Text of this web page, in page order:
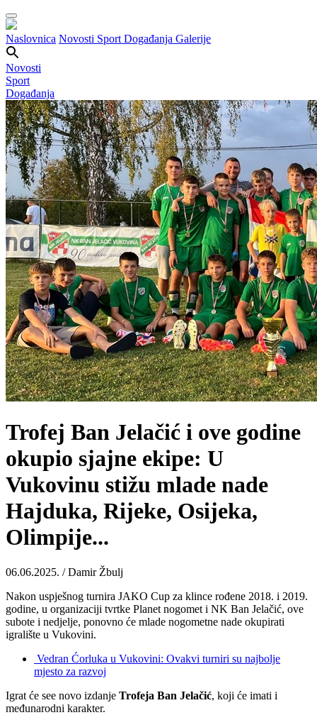
Naslovnica Novosti Sport Događanja Galerije
Novosti
Sport
Događanja
Trofej Ban Jelačić i ove godine
okupio sjajne ekipe: U
Vukovinu stižu mlade nade
Hajduka, Rijeke, Osijeka,
Olimpije...
06.06.2025. / Damir Žbulj
Nakon uspješnog turnira JAKO Cup za klince rođene 2018. i 2019.
godine, u organizaciji tvrtke Planet nogomet i NK Ban Jelačić, ove
subote i nedjelje, ponovno će mlade nogometne nade okupirati
igralište u Vukovini.
Vedran Ćorluka u Vukovini: Ovakvi turniri su najbolje
mjesto za razvoj
Igrat će see novo izdanje Trofeja Ban Jelačić, koji će imati i
međunarodni karakter.